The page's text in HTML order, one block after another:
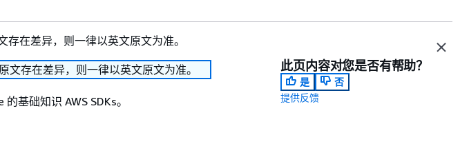
在差异，则一律以英文原文为准。
存在差异，则一律以英文原文为准。
基础知识 AWS SDKs。
此页内容对您是否有帮助？
是
否
提供反馈